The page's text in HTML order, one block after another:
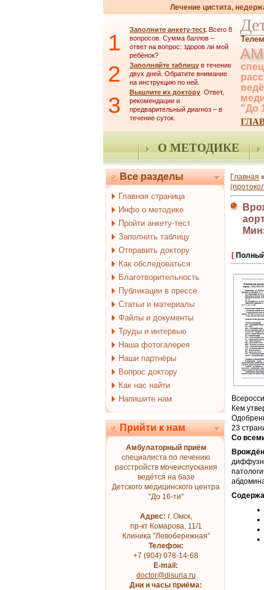
Лечение цистита,
1 Заполните анкету-тест. Всего 8
вопросов. Сумма баллов –
ответ на вопрос: здоров ли мой
ребёнок?
2 Заполняйте таблицу в течение
двух дней. Обратите внимание
на инструкцию по ней.
3 Вышлите их доктору. Ответ,
рекомендации и
предварительный диагноз – в
течение суток.
"До
О МЕТОДИКЕ
Все разделы
Главная страница
Инфо о методике
Пройти анкету-тест
Заполнить таблицу
Отправить доктору
Как обследоваться
Благотворительность
Публикации в прессе
Статьи и материалы
Файлы и документы
Труды и интервью
Наша фотогалерея
Наши партнёры
Вопрос доктору
Как нас найти
Напишите нам
Прийти к нам
Амбулаторный приём
специалиста по лечению
расстройств мочеиспускания
ведётся на базе
Детского медицинского центра
"До 16-ти"
Адрес: г. Омск,
пр-кт Комарова, 11/1
Клиника "Левобережная"
Телефон:
+7 (904) 078-14-68
E-mail:
doctor@disuria.ru
Дни и часы приёма:
Главная
[
Кем
23
Со